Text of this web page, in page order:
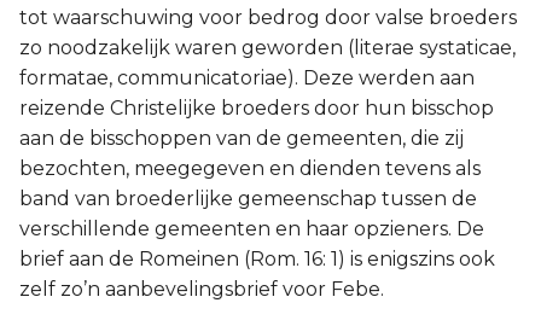
tot waarschuwing voor bedrog door valse broeders
zo noodzakelijk waren geworden (literae systaticae,
formatae, communicatoriae). Deze werden aan
reizende Christelijke broeders door hun bisschop
aan de bisschoppen van de gemeenten, die zij
bezochten, meegegeven en dienden tevens als
band van broederlijke gemeenschap tussen de
verschillende gemeenten en haar opzieners. De
brief aan de Romeinen (Rom. 16: 1) is enigszins ook
zelf zo’n aanbevelingsbrief voor Febe.